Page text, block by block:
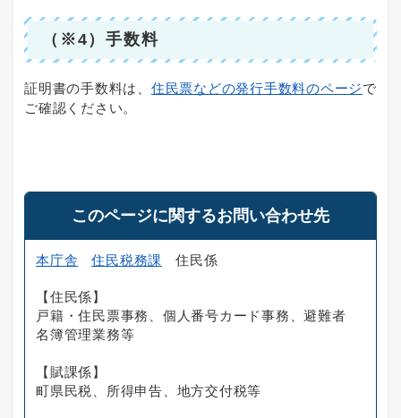
（※4）手数料
証明書の手数料は、 住民票などの発行手数料のページで
ご確認ください。
このページに関するお問い合わせ先
本庁舎 住民税務課 住民係
【住民係】
戸籍・住民票事務、個人番号カード事務、避難者
名簿管理業務等
【賦課係】
町県民税、所得申告、地方交付税等